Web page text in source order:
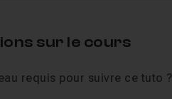
sur le cours
requis pour suivre ce tuto ?